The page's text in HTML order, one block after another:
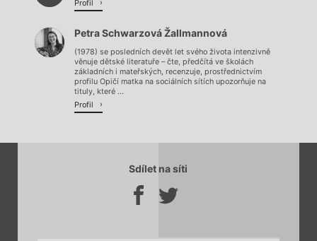
Profil
Petra Schwarzová Žallmannová
(1978) se posledních devět let svého života intenzivně
věnuje dětské literatuře – čte, předčítá ve školách
základních i mateřských, recenzuje, prostřednictvím
profilu Opičí matka na sociálních sítích upozorňuje na
tituly, které ...
Profil
Sdílet na síti